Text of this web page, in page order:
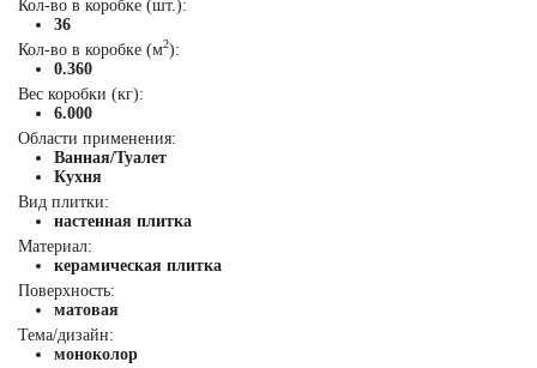
Кол-во в коробке (шт.):
36
Кол-во в коробке (м2):
0.360
Вес коробки (кг):
6.000
Области применения:
Ванная/Туалет
Кухня
Вид плитки:
настенная плитка
Материал:
керамическая плитка
Поверхность:
матовая
Тема/дизайн:
моноколор